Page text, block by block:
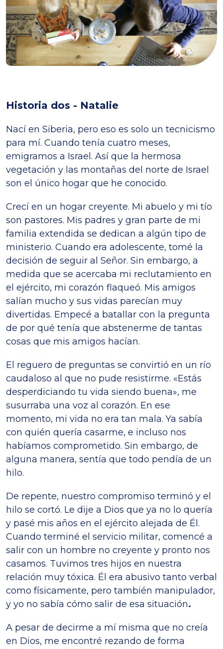
Historia dos - Natalie
Nací en Siberia, pero eso es solo un tecnicismo
para mí. Cuando tenía cuatro meses,
emigramos a Israel. Así que la hermosa
vegetación y las montañas del norte de Israel
son el único hogar que he conocido.
Crecí en un hogar creyente. Mi abuelo y mi tío
son pastores. Mis padres y gran parte de mi
familia extendida se dedican a algún tipo de
ministerio. Cuando era adolescente, tomé la
decisión de seguir al Señor. Sin embargo, a
medida que se acercaba mi reclutamiento en
el ejército, mi corazón flaqueó. Mis amigos
salían mucho y sus vidas parecían muy
divertidas. Empecé a batallar con la pregunta
de por qué tenía que abstenerme de tantas
cosas que mis amigos hacían.
El reguero de preguntas se convirtió en un río
caudaloso al que no pude resistirme. «Estás
desperdiciando tu vida siendo buena», me
susurraba una voz al corazón. En ese
momento, mi vida no era tan mala. Ya sabía
con quién quería casarme, e incluso nos
habíamos comprometido. Sin embargo, de
alguna manera, sentía que todo pendía de un
hilo.
De repente, nuestro compromiso terminó y el
hilo se cortó. Le dije a Dios que ya no lo quería
y pasé mis años en el ejército alejada de Él.
Cuando terminé el servicio militar, comencé a
salir con un hombre no creyente y pronto nos
casamos. Tuvimos tres hijos en nuestra
relación muy tóxica. Él era abusivo tanto verbal
como físicamente, pero también manipulador,
y yo no sabía cómo salir de esa situación.
A pesar de decirme a mí misma que no creía
en Dios, me encontré rezando de forma